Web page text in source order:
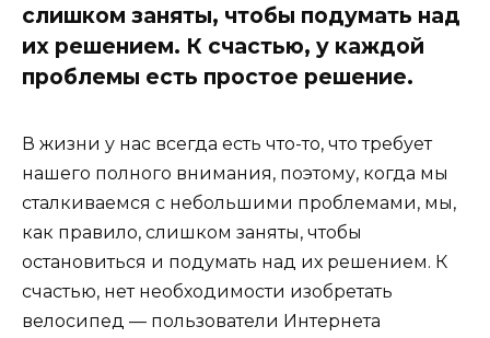
слишком заняты, чтобы подумать над
их решением. К счастью, у каждой
проблемы есть простое решение.
В жизни у нас всегда есть что-то, что требует
нашего полного внимания, поэтому, когда мы
сталкиваемся с небольшими проблемами, мы,
как правило, слишком заняты, чтобы
остановиться и подумать над их решением. К
счастью, нет необходимости изобретать
велосипед — пользователи Интернета